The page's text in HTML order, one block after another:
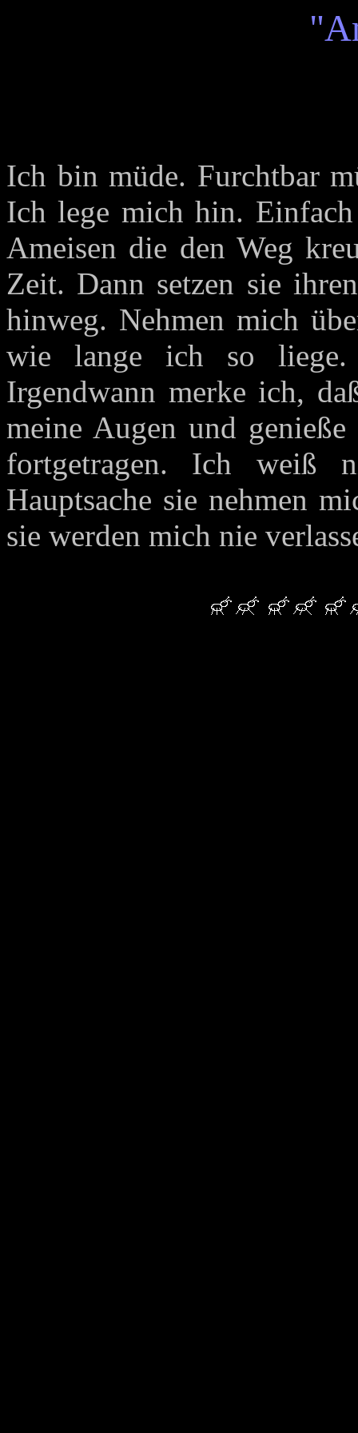
Ich bin müde. Furchtbar
Ich lege mich hin.
Ameisen die den Weg
Zeit. Dann setzen sie
hinweg. Nehmen mich
wie lange ich so
Irgendwann merke ich,
meine Augen und
fortgetragen. Ich weiß
Hauptsache sie nehmen
sie werden mich nie